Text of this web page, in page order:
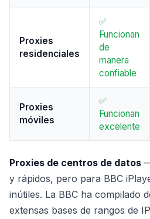
Proxies
residenciales
✅
Funcionan
de
manera
confiable
Proxies
móviles
✅
Funcionan
excelente
Proxies de centros de datos
y rápidos, pero para BBC
inútiles. La BBC ha compilado
extensas bases de rangos de